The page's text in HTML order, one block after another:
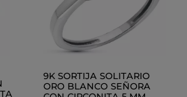
9K SORTIJA SOLITARIO
ORO BLANCO SEÑORA